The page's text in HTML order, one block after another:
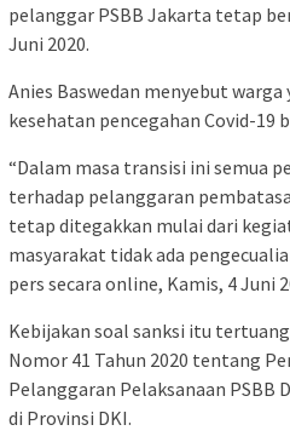
pelanggar PSBB Jakarta tetap
Juni 2020.
Anies Baswedan menyebut
kesehatan pencegahan Covid-19
“Dalam masa transisi ini semua
terhadap pelanggaran
tetap ditegakkan mulai dari
masyarakat tidak ada
pers secara online, Kamis, 4 Juni
Kebijakan soal sanksi itu
Nomor 41 Tahun 2020 tentang
Pelanggaran Pelaksanaan PSBB
di Provinsi DKI.